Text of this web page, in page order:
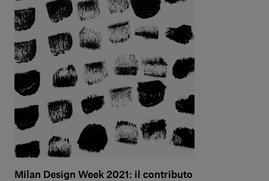
Milan Design Week 2021: il contributo